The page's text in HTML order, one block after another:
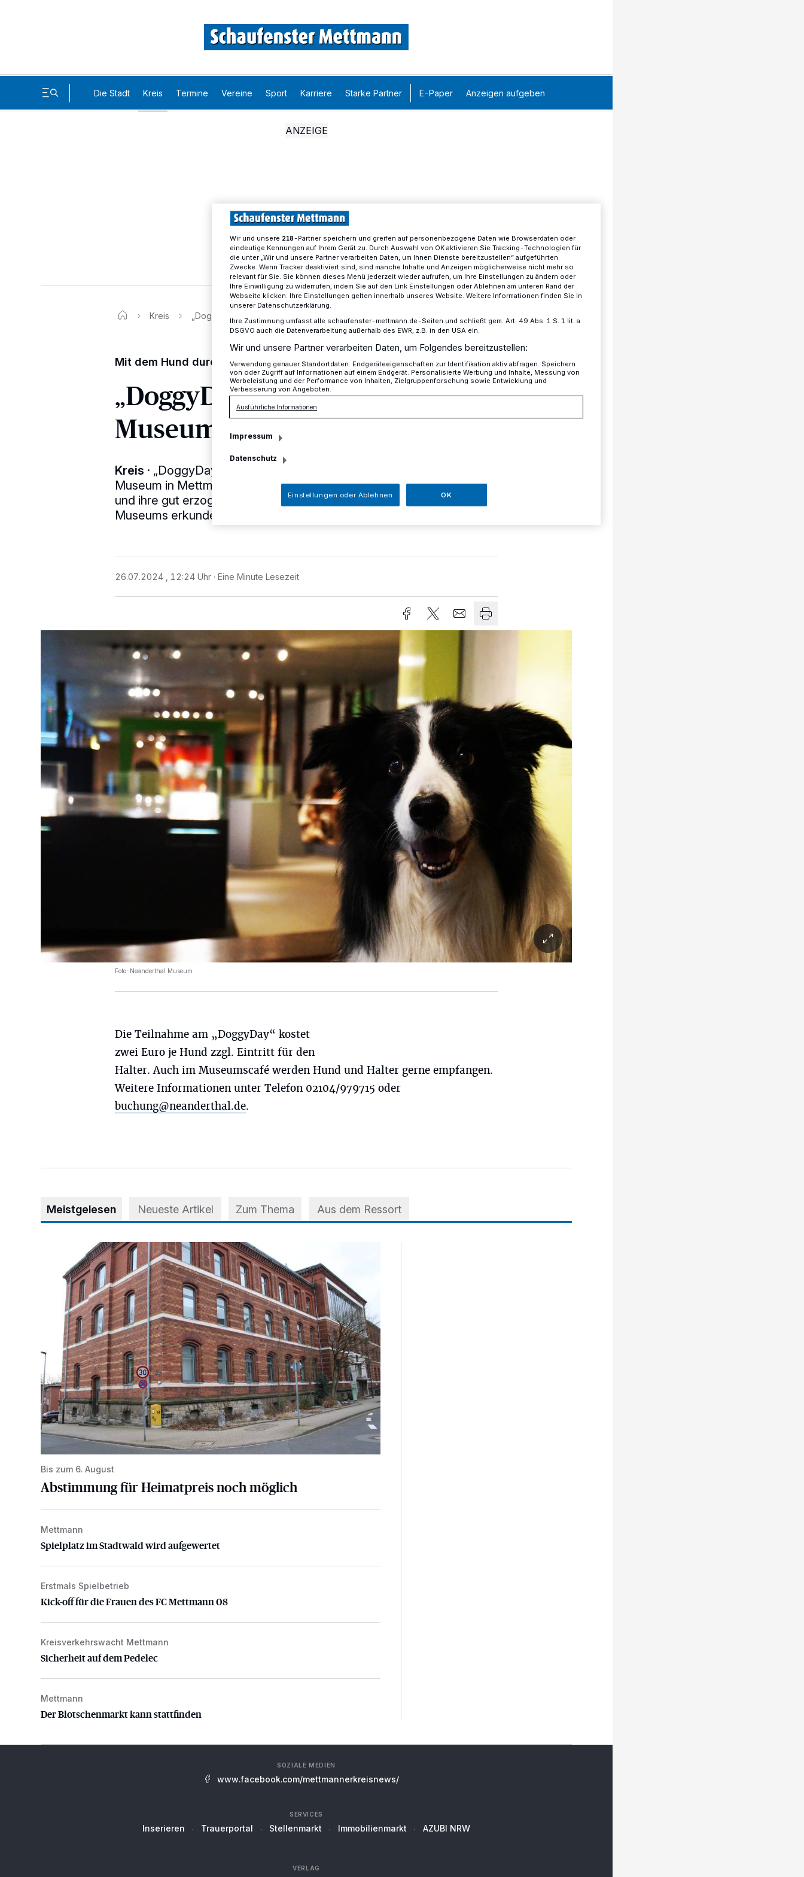
Die Stadt Kreis Termine Vereine Sport Karriere Starke Partner E-Paper Anzeigen aufgeben
Kreis „DoggyDay“ im Neanderthal Museum​
Mit dem Hund durch die Dauerausstellung
„DoggyDay“ im Neanderthal
Museum
Kreis · „DoggyDay“ heißt es am Freitag, 2. August, im Neanderthal
Museum in Mettmann. Von 14 bis 18 Uhr können Hunde an der Leine
und ihre gut erzogenen Halter gemeinsam die Dauerausstellung des
Museums erkunden.
26.07.2024 , 12:24 Uhr Eine Minute Lesezeit
Foto: Neanderthal Museum
Die Teilnahme am „DoggyDay“ kostet
zwei Euro je Hund zzgl. Eintritt für den
Halter. Auch im Museumscafé werden Hund und Halter gerne empfangen.
Weitere Informationen unter Telefon 02104/979715 oder
buchung@neanderthal.de.
Meistgelesen Neueste Artikel Zum Thema Aus dem Ressort
Abstimmung für Heimatpreis noch möglich
Bis zum 6. August
Abstimmung für Heimatpreis noch möglich
Spielplatz im Stadtwald wird aufgewertet
Mettmann
Spielplatz im Stadtwald wird aufgewertet
Kick-off für die Frauen des FC Mettmann 08
Erstmals Spielbetrieb
Kick-off für die Frauen des FC Mettmann 08
Sicherheit auf dem Pedelec
Kreisverkehrswacht Mettmann
Sicherheit auf dem Pedelec
Der Blotschenmarkt kann stattfinden
Mettmann
Der Blotschenmarkt kann stattfinden
SOZIALE MEDIEN
www.facebook.com/mettmannerkreisnews/
SERVICES
Inserieren Trauerportal Stellenmarkt Immobilienmarkt AZUBI NRW
VERLAG
Wir und unsere 218-Partner speichern und greifen auf personenbezogene Daten wie Browserdaten oder
eindeutige Kennungen auf Ihrem Gerät zu. Durch Auswahl von OK aktivieren Sie Tracking-Technologien für
die unter „Wir und unsere Partner verarbeiten Daten, um Ihnen Dienste bereitzustellen“ aufgeführten
Zwecke. Wenn Tracker deaktiviert sind, sind manche Inhalte und Anzeigen möglicherweise nicht mehr so
relevant für Sie. Sie können dieses Menü jederzeit wieder aufrufen, um Ihre Einstellungen zu ändern oder
Ihre Einwilligung zu widerrufen, indem Sie auf den Link Einstellungen oder Ablehnen am unteren Rand der
Webseite klicken. Ihre Einstellungen gelten innerhalb unseres Website. Weitere Informationen finden Sie in
unserer Datenschutzerklärung.
Ihre Zustimmung umfasst alle schaufenster-mettmann.de-Seiten und schließt gem. Art. 49 Abs. 1 S. 1 lit. a
DSGVO auch die Datenverarbeitung außerhalb des EWR, z.B. in den USA ein.
Wir und unsere Partner verarbeiten Daten, um Folgendes bereitzustellen:
Verwendung genauer Standortdaten. Endgeräteeigenschaften zur Identifikation aktiv abfragen. Speichern
von oder Zugriff auf Informationen auf einem Endgerät. Personalisierte Werbung und Inhalte, Messung von
Werbeleistung und der Performance von Inhalten, Zielgruppenforschung sowie Entwicklung und
Verbesserung von Angeboten.
Ausführliche Informationen
Impressum
Datenschutz
Einstellungen oder Ablehnen OK